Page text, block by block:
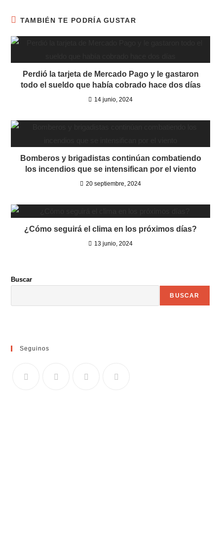
TAMBIÉN TE PODRÍA GUSTAR
Perdió la tarjeta de Mercado Pago y le gastaron
todo el sueldo que había cobrado hace dos días
14 junio, 2024
Bomberos y brigadistas continúan combatiendo
los incendios que se intensifican por el viento
20 septiembre, 2024
¿Cómo seguirá el clima en los próximos días?
13 junio, 2024
Buscar
BUSCAR
Seguinos